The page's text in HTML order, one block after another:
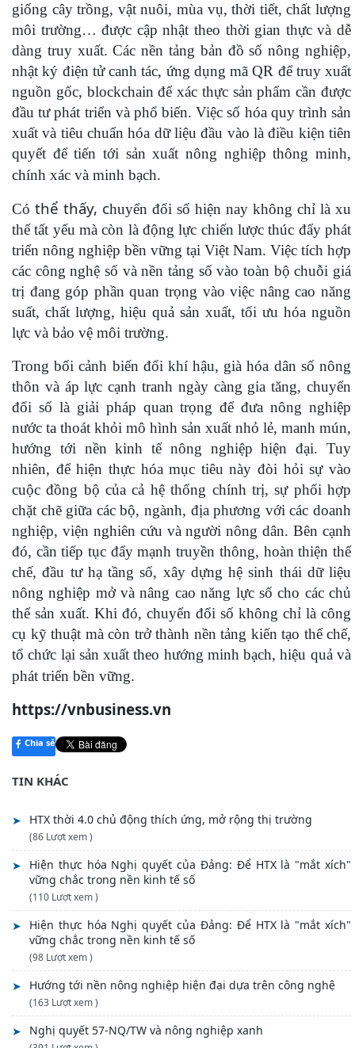
giống cây trồng, vật nuôi, mùa vụ, thời tiết, chất lượng
môi trường… được cập nhật theo thời gian thực và dễ
dàng truy xuất. Các nền tảng bản đồ số nông nghiệp,
nhật ký điện tử canh tác, ứng dụng mã QR để truy xuất
nguồn gốc, blockchain để xác thực sản phẩm cần được
đầu tư phát triển và phổ biến. Việc số hóa quy trình sản
xuất và tiêu chuẩn hóa dữ liệu đầu vào là điều kiện tiên
quyết để tiến tới sản xuất nông nghiệp thông minh,
chính xác và minh bạch.
Có thể thấy, chuyển đổi số hiện nay không chỉ là xu
thế tất yếu mà còn là động lực chiến lược thúc đẩy phát
triển nông nghiệp bền vững tại Việt Nam. Việc tích hợp
các công nghệ số và nền tảng số vào toàn bộ chuỗi giá
trị đang góp phần quan trọng vào việc nâng cao năng
suất, chất lượng, hiệu quả sản xuất, tối ưu hóa nguồn
lực và bảo vệ môi trường.
Trong bối cảnh biến đổi khí hậu, già hóa dân số nông
thôn và áp lực cạnh tranh ngày càng gia tăng, chuyển
đổi số là giải pháp quan trọng để đưa nông nghiệp
nước ta thoát khỏi mô hình sản xuất nhỏ lẻ, manh mún,
hướng tới nền kinh tế nông nghiệp hiện đại. Tuy
nhiên, để hiện thực hóa mục tiêu này đòi hỏi sự vào
cuộc đồng bộ của cả hệ thống chính trị, sự phối hợp
chặt chẽ giữa các bộ, ngành, địa phương với các doanh
nghiệp, viện nghiên cứu và người nông dân. Bên cạnh
đó, cần tiếp tục đẩy mạnh truyền thông, hoàn thiện thể
chế, đầu tư hạ tầng số, xây dựng hệ sinh thái dữ liệu
nông nghiệp mở và nâng cao năng lực số cho các chủ
thể sản xuất. Khi đó, chuyển đổi số không chỉ là công
cụ kỹ thuật mà còn trở thành nền tảng kiến tạo thể chế,
tổ chức lại sản xuất theo hướng minh bạch, hiệu quả và
phát triển bền vững.
https://vnbusiness.vn
Chia sẻ
TIN KHÁC
HTX thời 4.0 chủ động thích ứng, mở rộng thị trường
(86 Lượt xem )
Hiện thực hóa Nghị quyết của Đảng: Để HTX là "mắt xích"
vững chắc trong nền kinh tế số
(110 Lượt xem )
Hiện thực hóa Nghị quyết của Đảng: Để HTX là "mắt xích"
vững chắc trong nền kinh tế số
(98 Lượt xem )
Hướng tới nền nông nghiệp hiện đại dựa trên công nghệ
(163 Lượt xem )
Nghị quyết 57-NQ/TW và nông nghiệp xanh